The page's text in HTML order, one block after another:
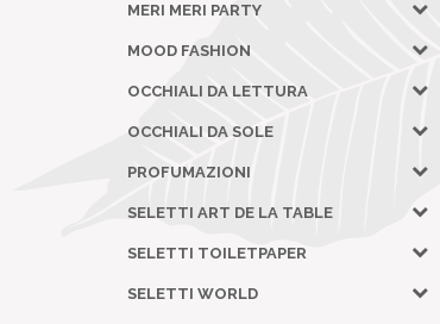
MERI MERI PARTY
MOOD FASHION
OCCHIALI DA LETTURA
OCCHIALI DA SOLE
PROFUMAZIONI
SELETTI ART DE LA TABLE
SELETTI TOILETPAPER
SELETTI WORLD